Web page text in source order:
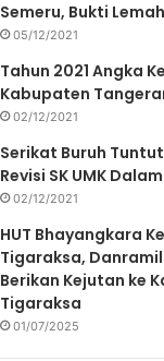
Semeru, Bukti
05/12/2021
Tahun 2021 Angka
Kabupaten
02/12/2021
Serikat Buruh
Revisi SK UMK
02/12/2021
HUT Bhayangkara
Tigaraksa,
Berikan Kejutan ke
Tigaraksa
01/07/2025